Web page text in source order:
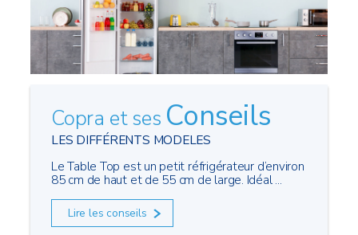
Copra et ses Conseils
LES DIFFÉRENTS MODELES
Le Table Top est un petit réfrigérateur d’environ
85 cm de haut et de 55 cm de large. Idéal ...
Lire les conseils